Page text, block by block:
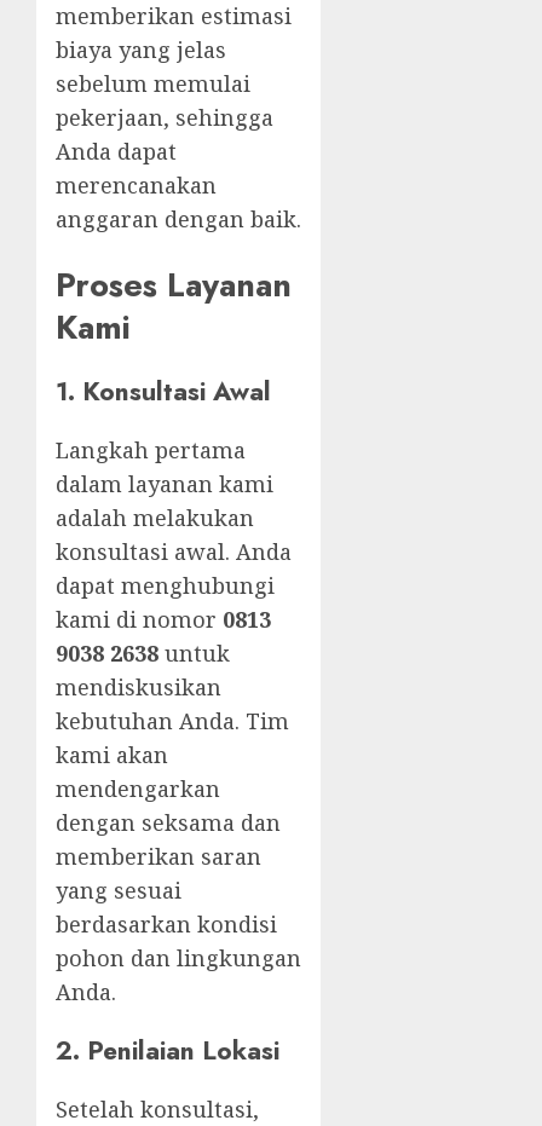
memberikan estimasi
biaya yang jelas
sebelum memulai
pekerjaan, sehingga
Anda dapat
merencanakan
anggaran dengan baik.
Proses Layanan
Kami
1. Konsultasi Awal
Langkah pertama
dalam layanan kami
adalah melakukan
konsultasi awal. Anda
dapat menghubungi
kami di nomor 0813
9038 2638 untuk
mendiskusikan
kebutuhan Anda. Tim
kami akan
mendengarkan
dengan seksama dan
memberikan saran
yang sesuai
berdasarkan kondisi
pohon dan lingkungan
Anda.
2. Penilaian Lokasi
Setelah konsultasi,